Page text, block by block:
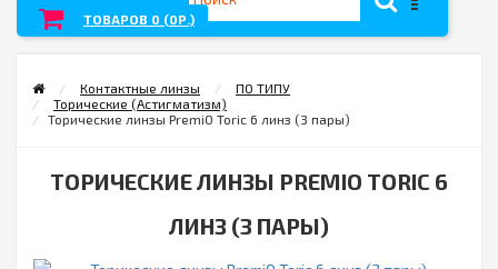
ТОВАРОВ 0 (0Р.)
Контактные линзы
ПО ТИПУ
Торические (Астигматизм)
Торические линзы PremiO Toriс 6 линз (3 пары)
ТОРИЧЕСКИЕ ЛИНЗЫ PREMIO TORIС 6
ЛИНЗ (3 ПАРЫ)